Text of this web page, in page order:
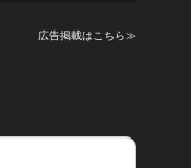
広告掲載はこちら≫